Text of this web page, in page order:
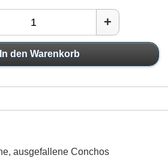
+
In den Warenkorb
ausgefallene Conchos